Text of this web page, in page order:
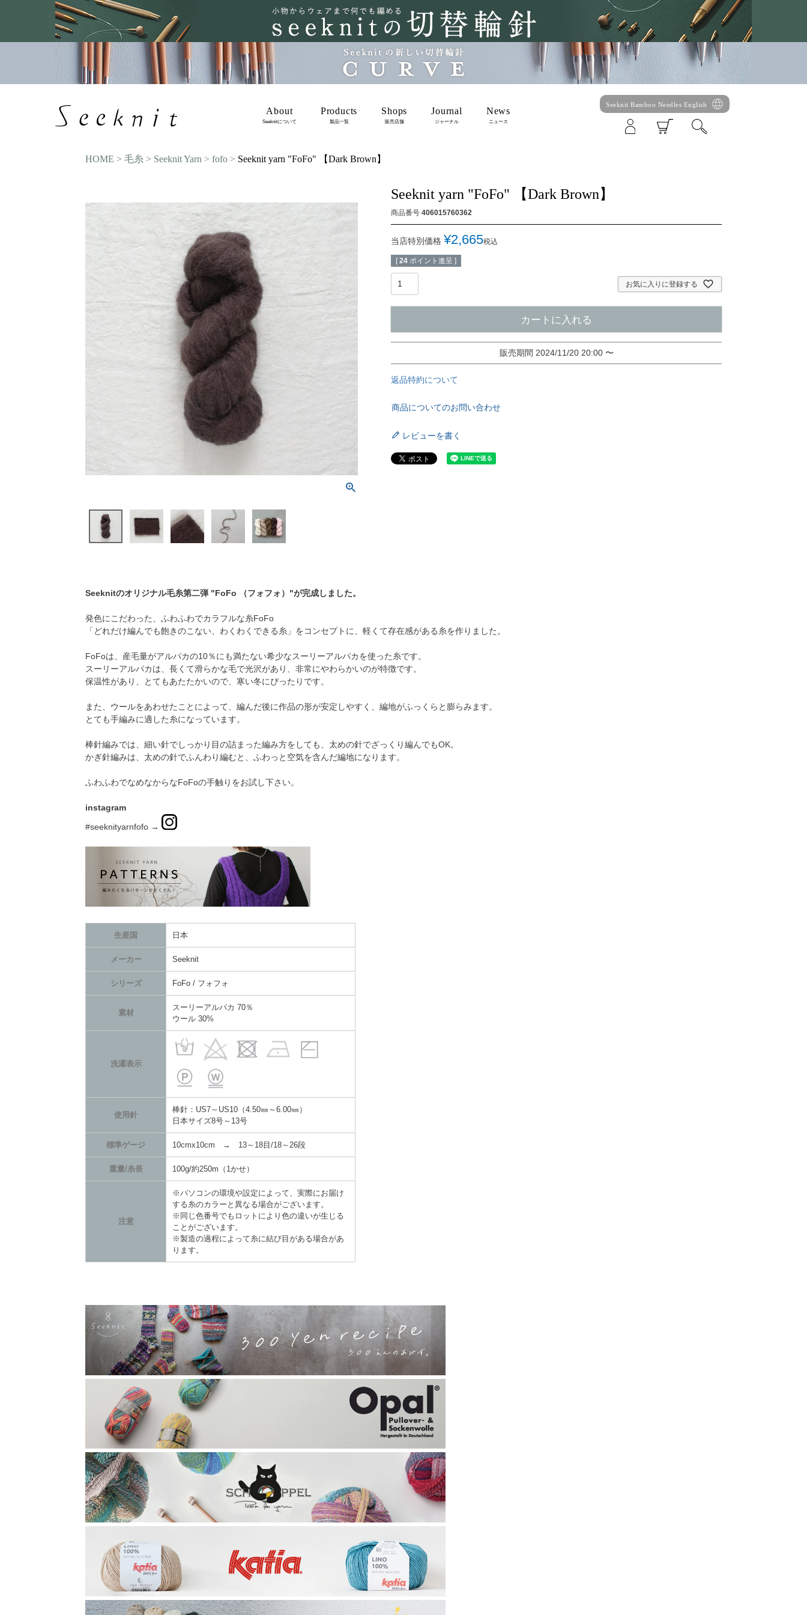
About
Seeknitについて
Products
製品一覧
Shops
販売店舗
Journal
ジャーナル
News
ニュース
Seeknit Bamboo Needles English
HOME 毛糸 Seeknit Yarn fofo Seeknit yarn "FoFo" 【Dark Brown】
Seeknit yarn "FoFo" 【Dark Brown】
商品番号 406015760362
当店特別価格 ¥2,665税込
[ 24 ポイント進呈 ]
お気に入りに登録する
カートに入れる
販売期間 2024/11/20 20:00 〜
返品特約について
商品についてのお問い合わせ
レビューを書く
Seeknitのオリジナル毛糸第二弾 "FoFo （フォフォ）"が完成しました。
発色にこだわった、ふわふわでカラフルな糸FoFo
「どれだけ編んでも飽きのこない、わくわくできる糸」をコンセプトに、軽くて存在感がある糸を作りました。
FoFoは、産毛量がアルパカの10％にも満たない希少なスーリーアルパカを使った糸です。
スーリーアルパカは、長くて滑らかな毛で光沢があり、非常にやわらかいのが特徴です。
保温性があり、とてもあたたかいので、寒い冬にぴったりです。
また、ウールをあわせたことによって、編んだ後に作品の形が安定しやすく、編地がふっくらと膨らみます。
とても手編みに適した糸になっています。
棒針編みでは、細い針でしっかり目の詰まった編み方をしても、太めの針でざっくり編んでもOK。
かぎ針編みは、太めの針でふんわり編むと、ふわっと空気を含んだ編地になります。
ふわふわでなめなからなFoFoの手触りをお試し下さい。
instagram
#seeknityarnfofo →
生産国 日本
メーカー Seeknit
シリーズ FoFo / フォフォ
素材
スーリーアルパカ 70％
ウール 30%
洗濯表示
使用針
棒針：US7～US10（4.50㎜～6.00㎜）
日本サイズ8号～13号
標準ゲージ 10cmx10cm → 13～18目/18～26段
重量/糸長 100g/約250m（1かせ）
注意
※パソコンの環境や設定によって、実際にお届け
する糸のカラーと異なる場合がございます。
※同じ色番号でもロットにより色の違いが生じる
ことがございます。
※製造の過程によって糸に結び目がある場合があ
ります。